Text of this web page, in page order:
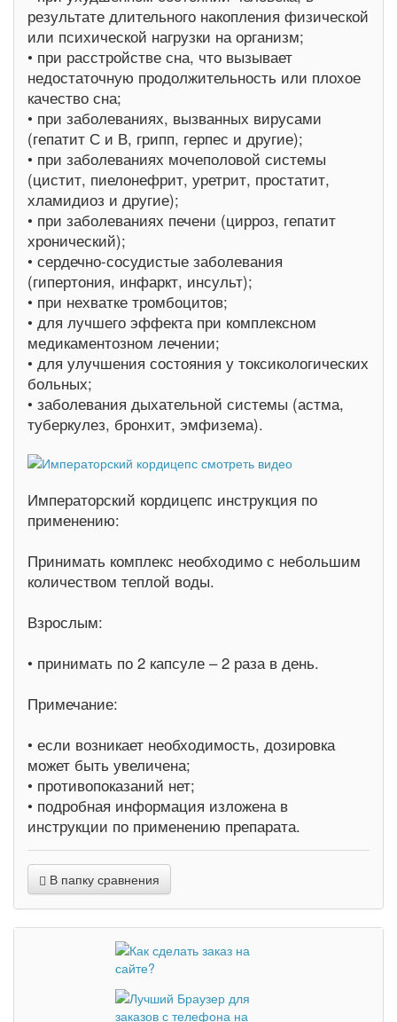
результате длительного накопления физической
или психической нагрузки на организм;
• при расстройстве сна, что вызывает
недостаточную продолжительность или плохое
качество сна;
• при заболеваниях, вызванных вирусами
(гепатит С и В, грипп, герпес и другие);
• при заболеваниях мочеполовой системы
(цистит, пиелонефрит, уретрит, простатит,
хламидиоз и другие);
• при заболеваниях печени (цирроз, гепатит
хронический);
• сердечно-сосудистые заболевания
(гипертония, инфаркт, инсульт);
• при нехватке тромбоцитов;
• для лучшего эффекта при комплексном
медикаментозном лечении;
• для улучшения состояния у токсикологических
больных;
• заболевания дыхательной системы (астма,
туберкулез, бронхит, эмфизема).
Императорский кордицепс инструкция по
применению:
Принимать комплекс необходимо с небольшим
количеством теплой воды.
Взрослым:
• принимать по 2 капсуле – 2 раза в день.
Примечание:
• если возникает необходимость, дозировка
может быть увеличена;
• противопоказаний нет;
• подробная информация изложена в
инструкции по применению препарата.
В папку сравнения